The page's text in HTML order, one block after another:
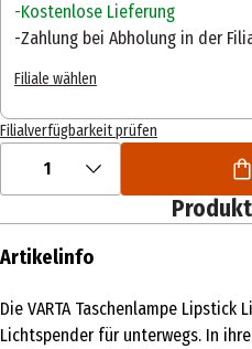
Kostenlose Lieferung
Zahlung bei Abholung in der
Filiale wählen
Filialverfügbarkeit prüfen
1
Artikelinfo
Die VARTA Taschenlampe
Lichtspender für unterwegs. In